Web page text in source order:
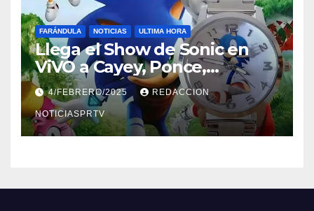
FARÁNDULA NOTICIAS ULTIMA HORA
Llega el Show de Sonic en
ViVO a Cayey, Ponce,
Barceloneta y Humacao,
Relojes gratis para el que
compre ahora….
4/FEBRERO/2025 REDACCION
NOTICIASPRTV